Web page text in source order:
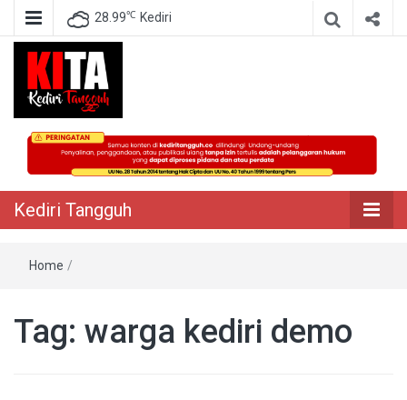
28.99℃ Kediri
Kediri Tangguh
Berita Akurat Terpercaya
Kediri Tangguh
Home /
Tag: warga kediri demo